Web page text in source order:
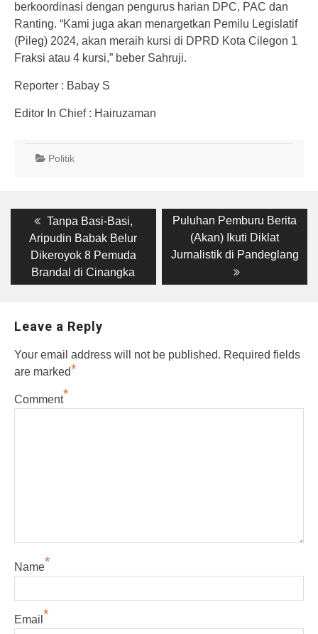
berkoordinasi dengan pengurus harian DPC, PAC dan
Ranting. “Kami juga akan menargetkan Pemilu Legislatif
(Pileg) 2024, akan meraih kursi di DPRD Kota Cilegon 1
Fraksi atau 4 kursi,” beber Sahruji.
Reporter : Babay S
Editor In Chief : Hairuzaman
Politik
Post
navigation
Previous
post:
Tanpa Basi-Basi,
Aripudin Babak Belur
Dikeroyok 8 Pemuda
Brandal di Cinangka
Next
post:
Puluhan Pemburu Berita
(Akan) Ikuti Diklat
Jurnalistik di Pandeglang
Leave a Reply
Your email address will not be published. Required fields
are marked*
Comment*
Name*
Email *